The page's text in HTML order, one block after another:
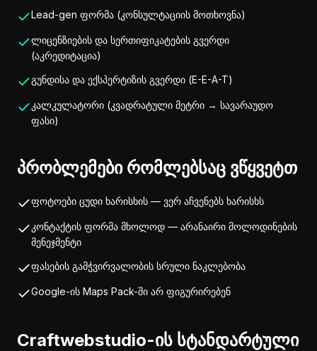
Lead-gen ფორმა (კონსულტაციის მოთხოვნა)
ლიცენზიების და სერთიფიკატების გვერდი
(აკრედიტაცია)
გუნდისა და ექსპერტიზის გვერდი (E-E-A-T)
კალკულატორი (კვადრატული მეტრი → სავარაუდო
ფასი)
პრობლემები რომლებსაც ვწყვეტთ
ფოტოები ცუდი ხარისხის — ვერ აჩვენებს ხარისხს
კონტაქტის ფორმა მხოლოდ — არანაირი მოლოდინების
მენეჯმენტი
ფასების გამჭვირვალობის სრული ნაკლებობა
Google-ის Maps Pack-ში არ ფიგურირებენ
Craftwebstudio-ის სტანდარტული